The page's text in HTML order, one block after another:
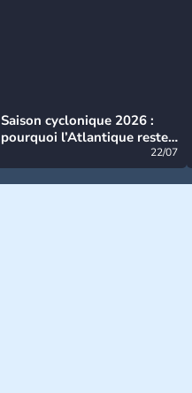
Saison cyclonique 2026 :
pourquoi l’Atlantique reste
22/07